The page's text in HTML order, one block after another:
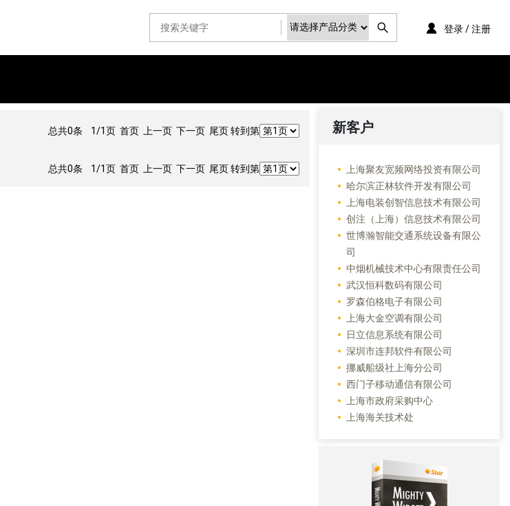
登录 / 注册
总共0条 1/1页 首页 上一页 下一页 尾页 转到第
总共0条 1/1页 首页 上一页 下一页 尾页 转到第
新客户
上海聚友宽频网络投资有限公司
哈尔滨正林软件开发有限公司
上海电装创智信息技术有限公司
创注（上海）信息技术有限公司
世博瀚智能交通系统设备有限公
司
中烟机械技术中心有限责任公司
武汉恒科数码有限公司
罗森伯格电子有限公司
上海大金空调有限公司
日立信息系统有限公司
深圳市连邦软件有限公司
挪威船级社上海分公司
西门子移动通信有限公司
上海市政府采购中心
上海海关技术处